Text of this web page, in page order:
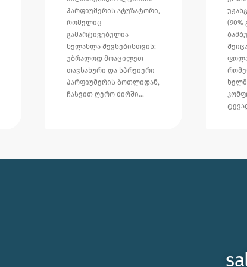
პარფიუმერის ატუზატორი,
რომელიც
გამარტივებულია
ხელახლა შევსებისთვის:
უბრალოდ მოაცილეთ
თავსახური და სპრეიერი
პარფიუმერის ბოთლიდან,
ჩასვით ღერო ძირში…
(90%